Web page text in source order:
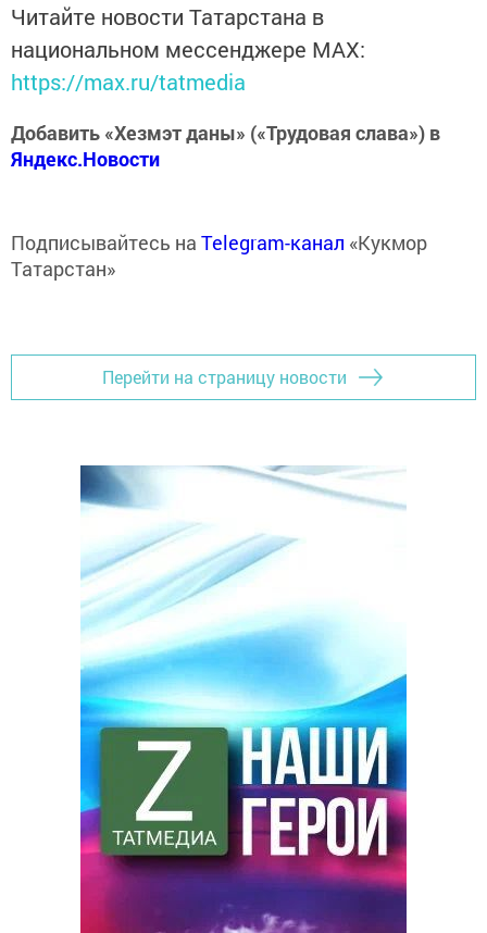
Читайте новости Татарстана в
национальном мессенджере MАХ:
https://max.ru/tatmedia
Добавить «Хезмэт даны» («Трудовая слава») в
Яндекс.Новости
Подписывайтесь на Telegram-канал «Кукмор
Татарстан»
Перейти на страницу новости